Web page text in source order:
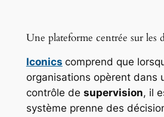
Une plateforme centrée sur les
Iconics comprend que
organisations opèrent dans
contrôle de supervision, il
système prenne des